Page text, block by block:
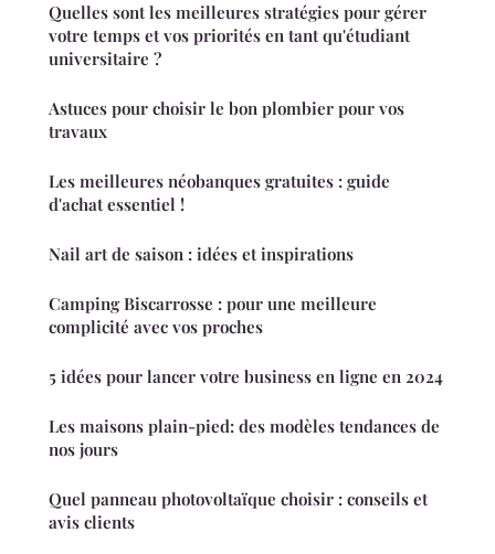
Quelles sont les meilleures stratégies pour gérer
votre temps et vos priorités en tant qu'étudiant
universitaire ?
Astuces pour choisir le bon plombier pour vos
travaux
Les meilleures néobanques gratuites : guide
d'achat essentiel !
Nail art de saison : idées et inspirations
Camping Biscarrosse : pour une meilleure
complicité avec vos proches
5 idées pour lancer votre business en ligne en 2024
Les maisons plain-pied: des modèles tendances de
nos jours
Quel panneau photovoltaïque choisir : conseils et
avis clients